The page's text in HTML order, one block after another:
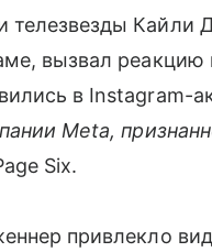
Кайли
вызвал реакцию
в Instagram-
Meta,
Six.
привлекло